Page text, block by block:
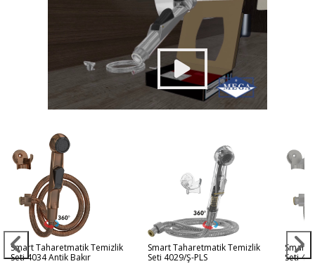
Smart Taharetmatik Temizlik
Seti 4034 Antik Bakır
Smart Taharetmatik Temizlik
Seti 4029/Ş-PLS
Smart
Seti